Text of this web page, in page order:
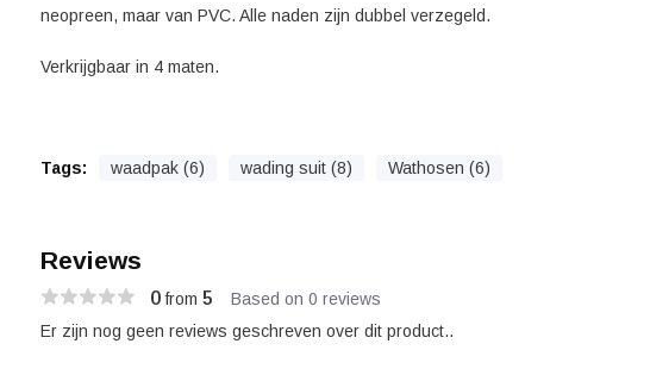
neopreen, maar van PVC. Alle naden zijn dubbel verzegeld.
Verkrijgbaar in 4 maten.
Tags: waadpak (6) wading suit (8) Wathosen (6)
Reviews
0from 5 Based on 0 reviews
Er zijn nog geen reviews geschreven over dit product..